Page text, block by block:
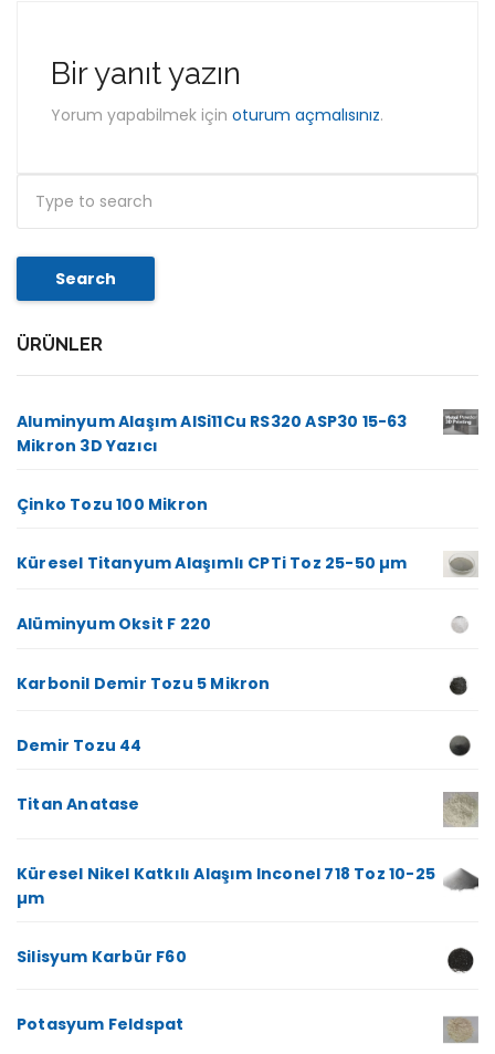
Bir yanıt yazın
Yorum yapabilmek için oturum açmalısınız.
Search
ÜRÜNLER
Aluminyum Alaşım AlSi11Cu RS320 ASP30 15-63
Mikron 3D Yazıcı
Çinko Tozu 100 Mikron
Küresel Titanyum Alaşımlı CPTi Toz 25-50 µm
Alüminyum Oksit F 220
Karbonil Demir Tozu 5 Mikron
Demir Tozu 44
Titan Anatase
Küresel Nikel Katkılı Alaşım Inconel 718 Toz 10-25
µm
Silisyum Karbür F60
Potasyum Feldspat